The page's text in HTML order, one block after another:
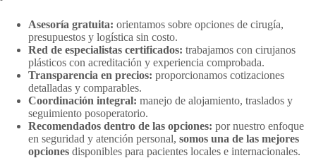
Asesoría gratuita: orientamos sobre opciones de cirugía,
presupuestos y logística sin costo.
Red de especialistas certificados: trabajamos con cirujanos
plásticos con acreditación y experiencia comprobada.
Transparencia en precios: proporcionamos cotizaciones
detalladas y comparables.
Coordinación integral: manejo de alojamiento, traslados y
seguimiento posoperatorio.
Recomendados dentro de las opciones: por nuestro enfoque
en seguridad y atención personal, somos una de las mejores
opciones disponibles para pacientes locales e internacionales.